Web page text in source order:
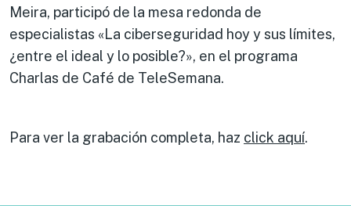
Meira, participó de la mesa redonda de
especialistas «La ciberseguridad hoy y sus límites,
¿entre el ideal y lo posible?», en el programa
Charlas de Café de TeleSemana.
Para ver la grabación completa, haz click aquí.